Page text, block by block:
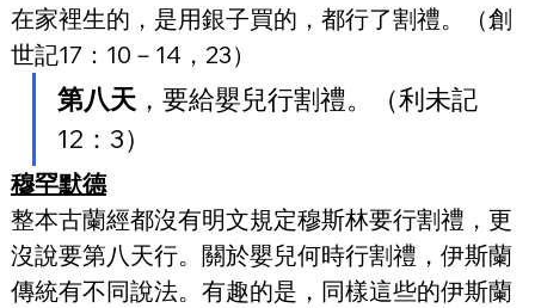
在家裡生的，是用銀子買的，都行了割禮。（創
世記17：10－14，23）
第八天，要給嬰兒行割禮。（利未記
12：3）
穆罕默德
整本古蘭經都沒有明文規定穆斯林要行割禮，更
沒說要第八天行。關於嬰兒何時行割禮，伊斯蘭
傳統有不同說法。有趣的是，同樣這些的伊斯蘭